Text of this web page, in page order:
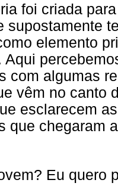
foi criada
supostamente
elemento
Aqui
com algumas
vêm no canto
esclarecem
que chegaram
Eu quero